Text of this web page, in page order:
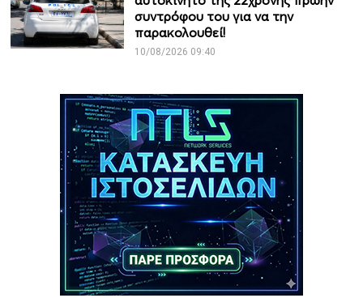
συντρόφου του για να την
παρακολουθεί!
10/08/2026 09:40